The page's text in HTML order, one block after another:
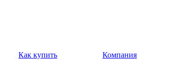
Как купить
Компания